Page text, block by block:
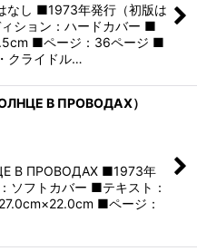
なし ■1973年発行（初版は
ション：ハードカバー ■
■ページ：36ページ ■
クライドル…
B ПРОВОДАХ）
B ПРОВОДАХ ■1973年
ソフトカバー ■テキスト：
■ページ：